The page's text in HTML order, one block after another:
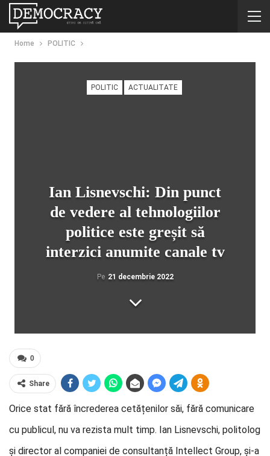
Home POLITIC
POLITIC ACTUALITATE
Ian Lisnevschi: Din punct
de vedere al tehnologiilor
politice este greșit să
interzici anumite canale tv
Pe 21 decembrie 2022
0
Share
Orice stat fără încrederea cetățenilor săi, fără comunicare
cu publicul, nu va rezista mult timp. Ian Lisnevschi, politolog
și director al companiei de consultanță Intellect Group, și-a